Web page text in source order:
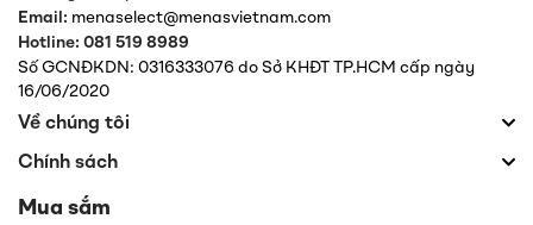
Email: menaselect@menasvietnam.com
Hotline: 081 519 8989
Số GCNĐKDN: 0316333076 do Sở KHĐT TP.HCM cấp ngày
16/06/2020
Về chúng tôi
Chính sách
Mua sắm